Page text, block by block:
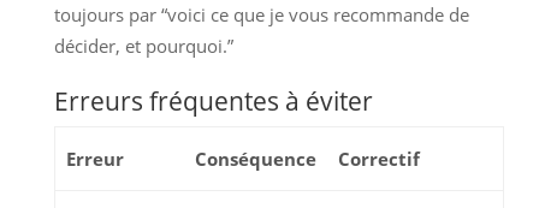
toujours par “voici ce que je vous recommande de
décider, et pourquoi.”
Erreurs fréquentes à éviter
Erreur Conséquence Correctif